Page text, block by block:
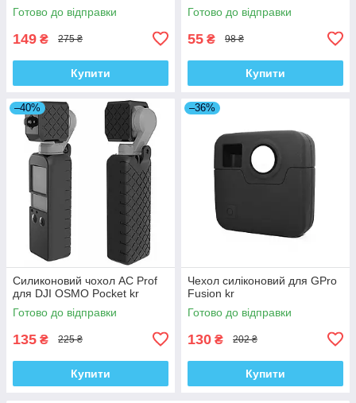
Готово до відправки
149 ₴ 275 ₴
Купити
Готово до відправки
55 ₴ 98 ₴
Купити
–40%
Силиконовий чохол AC Prof
для DJI OSMO Pocket kr
Готово до відправки
135 ₴ 225 ₴
Купити
–36%
Чехол силіконовий для GPro
Fusion kr
Готово до відправки
130 ₴ 202 ₴
Купити